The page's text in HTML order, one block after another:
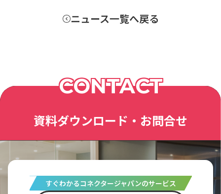
ニュース一覧へ戻る
CONTACT
資料ダウンロード・お問合せ
すぐわかるコネクタージャパンのサービス